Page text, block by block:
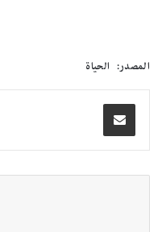
المصدر: الحياة